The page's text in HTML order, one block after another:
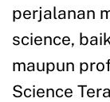
perjalanan
science,
maupun
Science